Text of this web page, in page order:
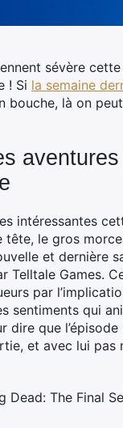
sévère
! Si la semaine
bouche, là on
intéressantes
le gros
et dernière
Telltale Games.
par
sentiments qui
dire que l’épisode
et avec lui pas
Dead: The Final